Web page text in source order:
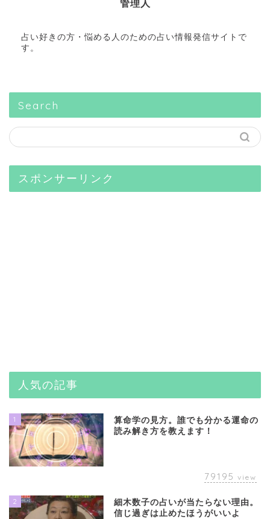
管理人
占い好きの方・悩める人のための占い情報発信サイトで
す。
Search
スポンサーリンク
人気の記事
1
算命学の見方。誰でも分かる運命の
読み解き方を教えます！
79195 view
2
細木数子の占いが当たらない理由。
信じ過ぎは止めたほうがいいよ